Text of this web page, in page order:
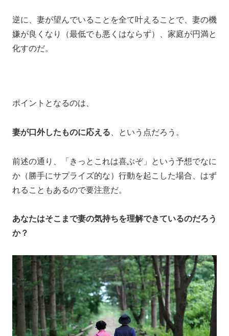
逆に、妻が望んでいることを全て叶えることで、妻の機
嫌が良くなり（最低でも悪くはならず）、家庭が円満と
化すのだ。
ポイントとなるのは、
妻が口外したものに応える 、という点だろう。
前述の通り、「きっとこれは喜ぶぞ」という予想でなに
か（勝手にサプライズ的な）行動を起こした場合、はず
れることもあるので要注意だ。
あなたはそこまで妻の気持ちを理解できているのだろう
か？